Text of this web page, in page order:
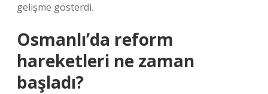
gelişme gösterdi.
Osmanlı’da reform
hareketleri ne zaman
başladı?